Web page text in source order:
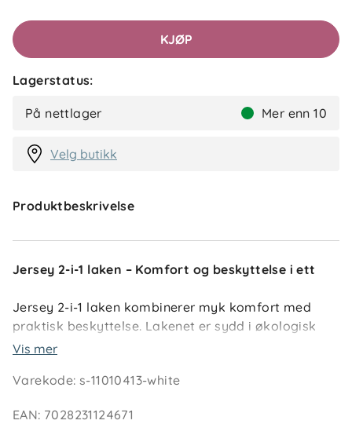
KJØP
Lagerstatus:
På nettlager Mer enn 10
Velg butikk
Produktbeskrivelse
Jersey 2-i-1 laken – Komfort og beskyttelse i ett
Jersey 2-i-1 laken kombinerer myk komfort med
praktisk beskyttelse. Lakenet er sydd i økologisk
bomullsjersey og har en vanntett TPU-membran på
madrassen.
Det pustende materialet gir en behagelig overflate å
Vis mer
Varekode:s-11010413-white
EAN: 7028231124671